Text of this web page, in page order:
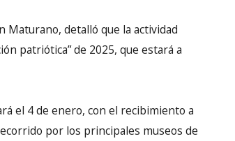
detalló que la actividad
patriótica” de 2025, que estará a
el 4 de enero, con el recibimiento a
por los principales museos de